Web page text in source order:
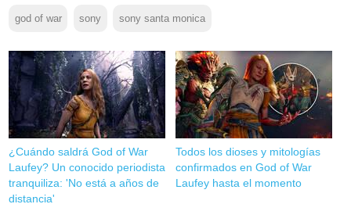
god of war sony sony santa monica
¿Cuándo saldrá God of War
Laufey? Un conocido periodista
tranquiliza: 'No está a años de
distancia'
Todos los dioses y mitologías
confirmados en God of War
Laufey hasta el momento